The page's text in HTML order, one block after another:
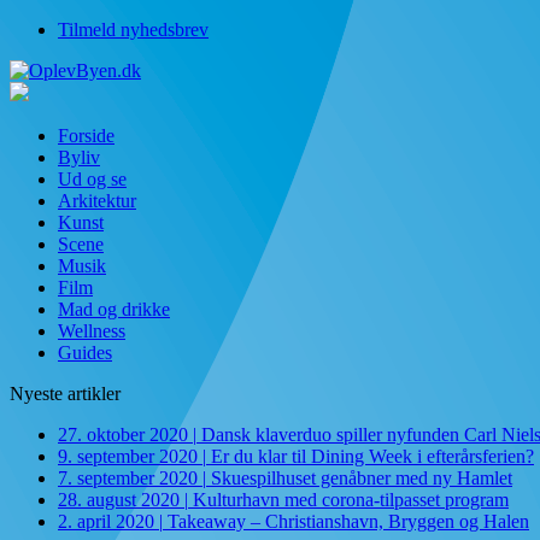
Tilmeld nyhedsbrev
Forside
Byliv
Ud og se
Arkitektur
Kunst
Scene
Musik
Film
Mad og drikke
Wellness
Guides
Nyeste artikler
27. oktober 2020 | Dansk klaverduo spiller nyfunden Carl
9. september 2020 | Er du klar til Dining Week i efterårsferien?
7. september 2020 | Skuespilhuset genåbner med ny Hamlet
28. august 2020 | Kulturhavn med corona-tilpasset program
2. april 2020 | Takeaway – Christianshavn, Bryggen og Halen